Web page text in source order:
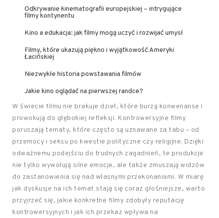
Odkrywanie kinematografii europejskiej – intrygujące
filmy kontynentu
Kino a edukacja: jak filmy mogą uczyć i rozwijać umysł
Filmy, które ukazują piękno i wyjątkowość Ameryki
Łacińskiej
Niezwykłe historia powstawania filmów
Jakie kino oglądać na pierwszej randce?
W świecie filmu nie brakuje dzieł, które burzą konwenanse i
prowokują do głębokiej refleksji. Kontrowersyjne filmy
poruszają tematy, które często są uznawane za tabu – od
przemocy i seksu po kwestie polityczne czy religijne. Dzięki
odważnemu podejściu do trudnych zagadnień, te produkcje
nie tylko wywołują silne emocje, ale także zmuszają widzów
do zastanowienia się nad własnymi przekonaniami. W miarę
jak dyskusje na ich temat stają się coraz głośniejsze, warto
przyjrzeć się, jakie konkretne filmy zdobyły reputację
kontrowersyjnych i jak ich przekaz wpływa na